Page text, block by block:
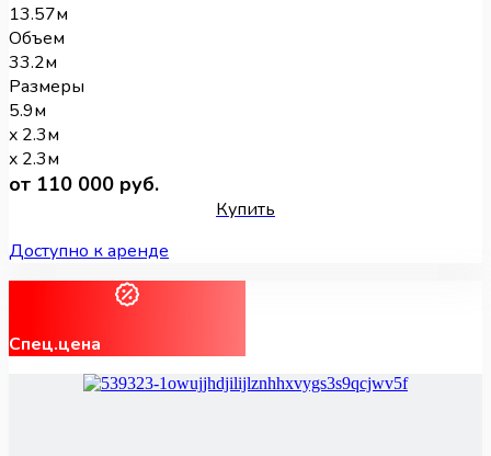
13.57м
Объем
33.2м
Размеры
5.9м
x 2.3м
x 2.3м
от 110 000 руб.
Купить
Доступно к аренде
Спец.цена